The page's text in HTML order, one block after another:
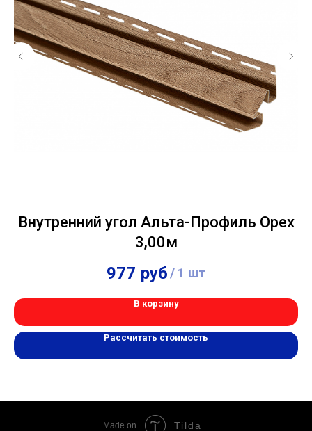
Внутренний угол Альта-Профиль Орех
3,00м
977 руб/ 1 шт
В корзину
Рассчитать стоимость
Made on Tilda